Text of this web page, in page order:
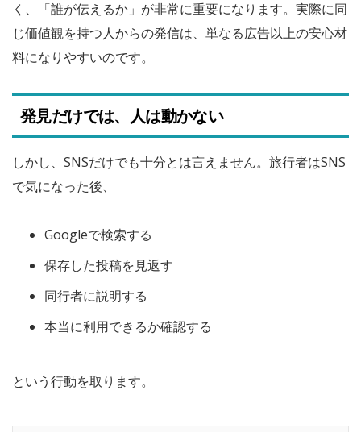
く、「誰が伝えるか」が非常に重要になります。実際に同
じ価値観を持つ人からの発信は、単なる広告以上の安心材
料になりやすいのです。
発見だけでは、人は動かない
しかし、SNSだけでも十分とは言えません。旅行者はSNS
で気になった後、
Googleで検索する
保存した投稿を見返す
同行者に説明する
本当に利用できるか確認する
という行動を取ります。